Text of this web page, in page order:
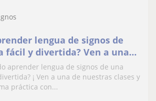
lengua de signos de
fácil y divertida? Ven a una
clases y aprende con una
aprender lengua de signos de una
¡ Ven a una de nuestras clases y
práctica con...